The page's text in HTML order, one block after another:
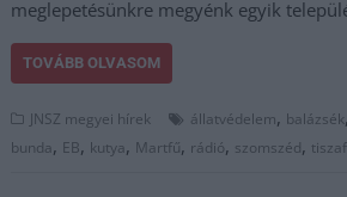
meglepetésünkre megyénk egyik
TOVÁBB OLVASOM
JNSZ megyei hírek állatvédelem, balázsék,
bunda, EB, kutya, Martfű, rádió, szomszéd,